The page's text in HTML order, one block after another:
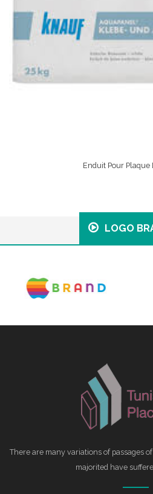
Enduit Pour Plaque
Lire La
LOGO
There are many variations of passages
majorited have